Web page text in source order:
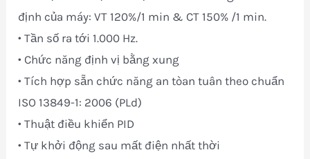
định của máy: VT 120%/1 min & CT 150% /1 min.
• Tần số ra tới 1.000 Hz.
• Chức năng định vị bằng xung
• Tích hợp sẵn chức năng an tòan tuân theo chuẩn
ISO 13849-1: 2006 (PLd)
• Thuật điều khiển PID
• Tự khởi động sau mất điện nhất thời